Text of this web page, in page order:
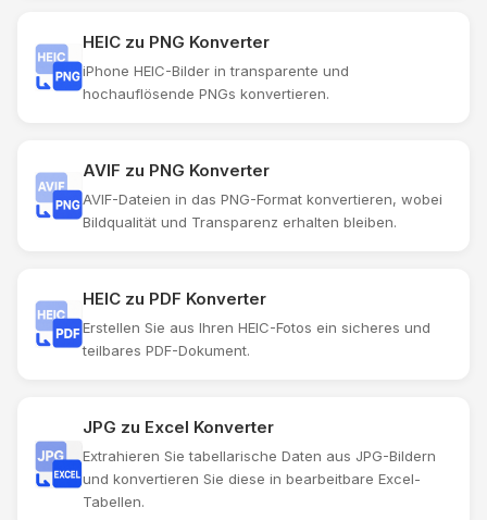
HEIC zu PNG Konverter
iPhone HEIC-Bilder in transparente und
hochauflösende PNGs konvertieren.
AVIF zu PNG Konverter
AVIF-Dateien in das PNG-Format konvertieren, wobei
Bildqualität und Transparenz erhalten bleiben.
HEIC zu PDF Konverter
Erstellen Sie aus Ihren HEIC-Fotos ein sicheres und
teilbares PDF-Dokument.
JPG zu Excel Konverter
Extrahieren Sie tabellarische Daten aus JPG-Bildern
und konvertieren Sie diese in bearbeitbare Excel-
Tabellen.